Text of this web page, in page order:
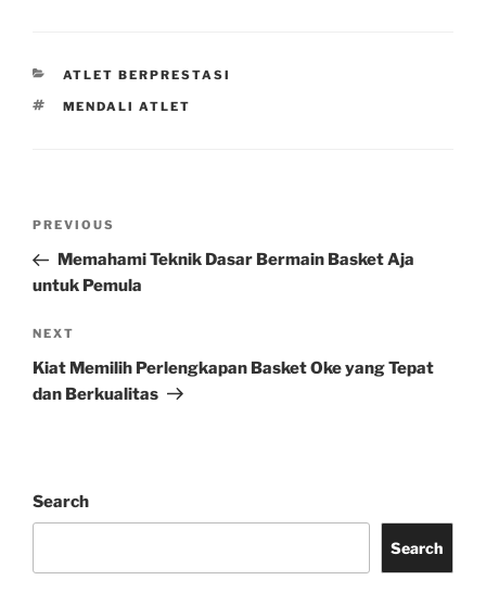
CATEGORIES
ATLET BERPRESTASI
TAGS
MENDALI ATLET
Previous
Post
PREVIOUS
Memahami Teknik Dasar Bermain Basket Aja
untuk Pemula
Next
Post
NEXT
Kiat Memilih Perlengkapan Basket Oke yang Tepat
dan Berkualitas
Search
Search